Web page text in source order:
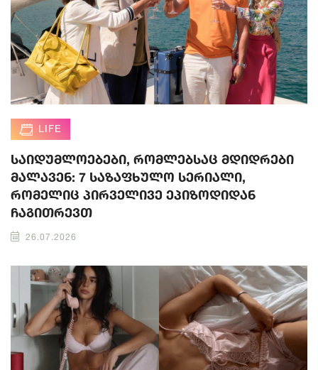
LIFE
საიდუმლოებები, რომლებსაც მდიდრები
მალავენ: 7 საზაფხულო სერიალი,
რომელიც პირველივე ეპიზოდიდან
ჩაგითრევთ
26.07.2026